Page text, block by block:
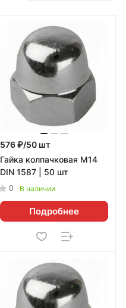
576 ₽/50 шт
Гайка колпачковая М14
DIN 1587 | 50 шт
0 В наличии
Подробнее